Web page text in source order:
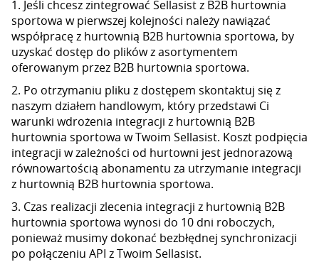
1. Jeśli chcesz zintegrować Sellasist z B2B hurtownia
sportowa w pierwszej kolejności należy nawiązać
współpracę z hurtownią B2B hurtownia sportowa, by
uzyskać dostęp do plików z asortymentem
oferowanym przez B2B hurtownia sportowa.
2. Po otrzymaniu pliku z dostępem skontaktuj się z
naszym działem handlowym, który przedstawi Ci
warunki wdrożenia integracji z hurtownią B2B
hurtownia sportowa w Twoim Sellasist. Koszt podpięcia
integracji w zależności od hurtowni jest jednorazową
równowartością abonamentu za utrzymanie integracji
z hurtownią B2B hurtownia sportowa.
3. Czas realizacji zlecenia integracji z hurtownią B2B
hurtownia sportowa wynosi do 10 dni roboczych,
ponieważ musimy dokonać bezbłędnej synchronizacji
po połączeniu API z Twoim Sellasist.